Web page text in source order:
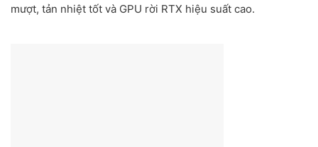
mượt, tản nhiệt tốt và GPU rời RTX hiệu suất cao.